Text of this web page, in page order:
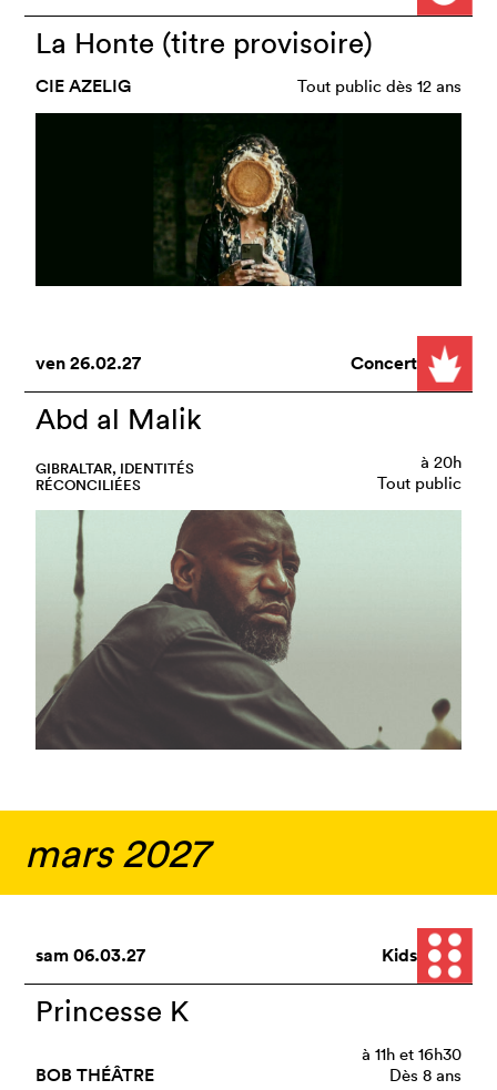
La Honte (titre provisoire)
CIE AZELIG Tout public dès 12 ans
ven26.02.27 Concert
Abd al Malik
GIBRALTAR, IDENTITÉS
RÉCONCILIÉES
à 20h
Tout public
mars 2027
sam06.03.27 Kids
Princesse K
BOB THÉÂTRE
à 11het 16h30
Dès 8 ans